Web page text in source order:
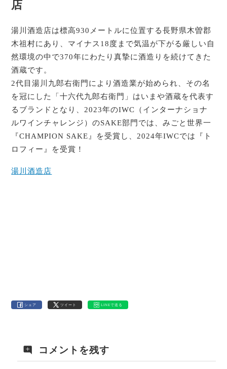
店
湯川酒造店は標高930メートルに位置する長野県木曽郡
木祖村にあり、マイナス18度まで気温が下がる厳しい自
然環境の中で370年にわたり真摯に酒造りを続けてきた
酒蔵です。
2代目湯川九郎右衛門により酒造業が始められ、その名
を冠にした「十六代九郎右衛門」はいまや酒蔵を代表す
るブランドとなり、2023年のIWC（インターナショナ
ルワインチャレンジ）のSAKE部門では、みごと世界一
『CHAMPION SAKE』を受賞し、2024年IWCでは『ト
ロフィー』を受賞！
湯川酒造店
シェア ツイート LINEで送る
コメントを残す